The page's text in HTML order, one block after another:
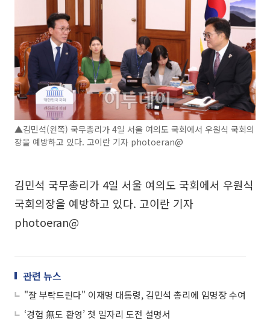
▲김민석(왼쪽) 국무총리가 4일 서울 여의도 국회에서 우원식 국회의
장을 예방하고 있다. 고이란 기자 photoeran@
김민석 국무총리가 4일 서울 여의도 국회에서 우원식
국회의장을 예방하고 있다. 고이란 기자
photoeran@
관련 뉴스
"잘 부탁드린다" 이재명 대통령, 김민석 총리에 임명장 수여
‘경험 無도 환영’ 첫 일자리 도전 설명서